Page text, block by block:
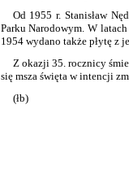
Od 1955 r. Stanisław
Parku Narodowym. W
1954 wydano także płytę z
Z okazji 35. rocznicy
się msza święta w intencji
(łb)